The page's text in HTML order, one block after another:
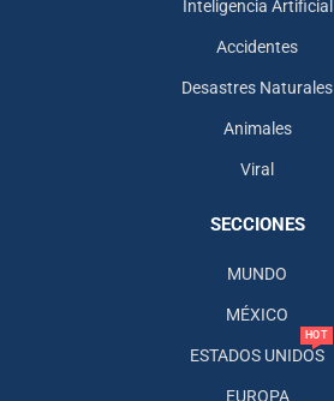
Inteligencia Artificial
Accidentes
Desastres Naturales
Animales
Viral
SECCIONES
MUNDO
MÉXICO
ESTADOS UNIDOS
HOT
EUROPA